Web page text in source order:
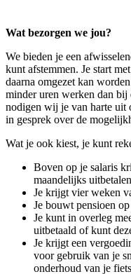
Wat bezorgen we jou?
We bieden je een
kunt afstemmen. Je start
daarna omgezet kan
minder uren werken dan bij
nodigen wij je van harte uit
in gesprek over de
Wat je ook kiest, je kunt
Boven op je salaris
maandelijks
Je krijgt vier weken
Je bouwt pensioen
Je kunt in overleg
uitbetaald of kunt
Je krijgt een
voor gebruik van je
onderhoud van je